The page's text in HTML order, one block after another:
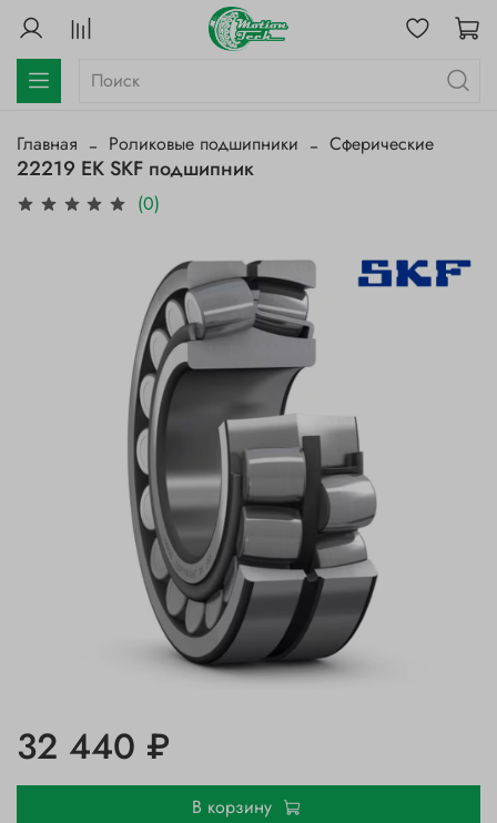
Главная Роликовые подшипники Сферические
22219 EK SKF подшипник
(0)
32 440 ₽
В корзину